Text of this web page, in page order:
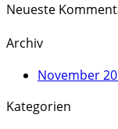
Neueste
Archiv
November
Kategorien